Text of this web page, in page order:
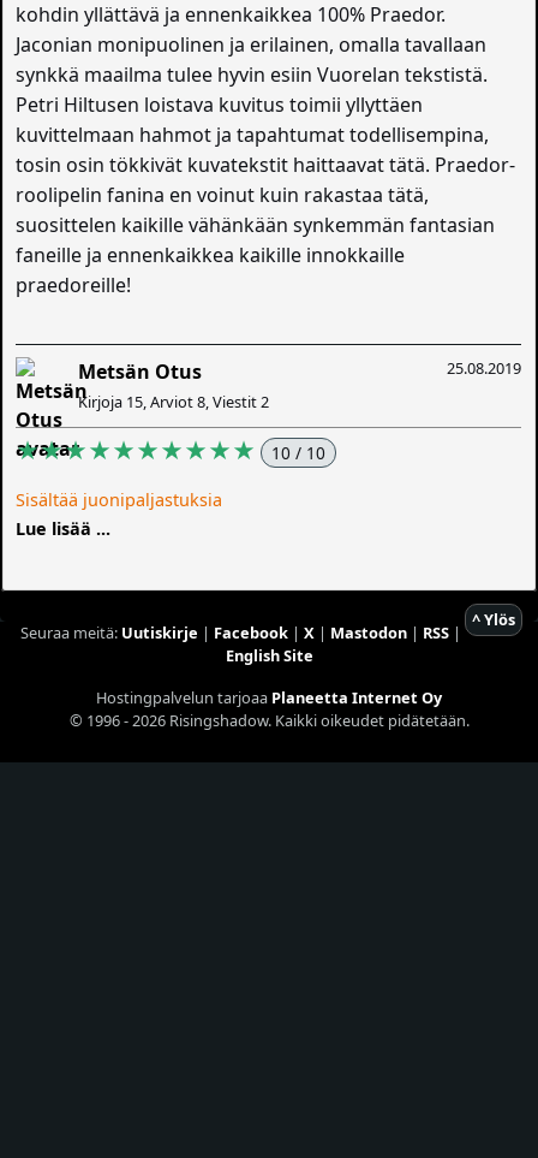
kohdin yllättävä ja ennenkaikkea 100% Praedor.
Jaconian monipuolinen ja erilainen, omalla tavallaan
synkkä maailma tulee hyvin esiin Vuorelan tekstistä.
Petri Hiltusen loistava kuvitus toimii yllyttäen
kuvittelmaan hahmot ja tapahtumat todellisempina,
tosin osin tökkivät kuvatekstit haittaavat tätä. Praedor-
roolipelin fanina en voinut kuin rakastaa tätä,
suosittelen kaikille vähänkään synkemmän fantasian
faneille ja ennenkaikkea kaikille innokkaille
praedoreille!
25.08.2019
Metsän Otus
Kirjoja 15, Arviot 8, Viestit 2
★★★★★★★★★★ 10 / 10
Sisältää juonipaljastuksia
Lue lisää ...
^ Ylös
Seuraa meitä: Uutiskirje | Facebook| X| Mastodon| RSS|
English Site
Hostingpalvelun tarjoaa Planeetta Internet Oy
© 1996 - 2026 Risingshadow. Kaikki oikeudet pidätetään.